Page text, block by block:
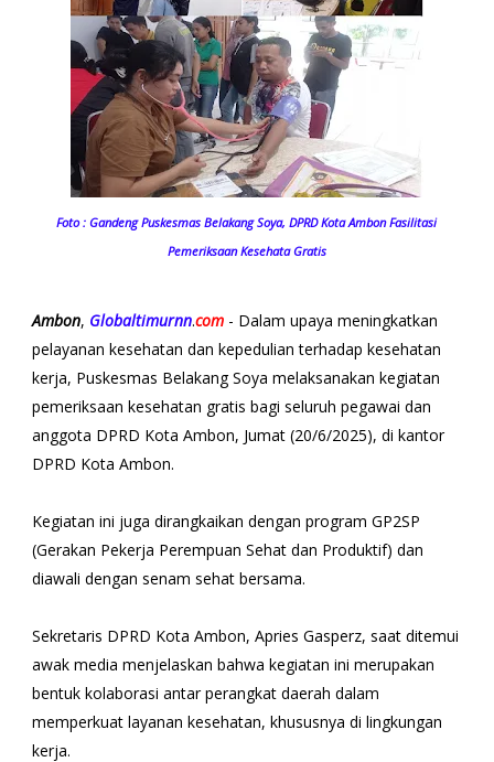
Foto : Gandeng Puskesmas Belakang Soya, DPRD Kota Ambon Fasilitasi
Pemeriksaan Kesehata Gratis
Ambon, Globaltimurnn.com- Dalam upaya meningkatkan
pelayanan kesehatan dan kepedulian terhadap kesehatan
kerja, Puskesmas Belakang Soya melaksanakan kegiatan
pemeriksaan kesehatan gratis bagi seluruh pegawai dan
anggota DPRD Kota Ambon, Jumat (20/6/2025), di kantor
DPRD Kota Ambon.
Kegiatan ini juga dirangkaikan dengan program GP2SP
(Gerakan Pekerja Perempuan Sehat dan Produktif) dan
diawali dengan senam sehat bersama.
Sekretaris DPRD Kota Ambon, Apries Gasperz, saat ditemui
awak media menjelaskan bahwa kegiatan ini merupakan
bentuk kolaborasi antar perangkat daerah dalam
memperkuat layanan kesehatan, khususnya di lingkungan
kerja.